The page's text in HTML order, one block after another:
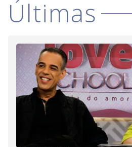
i
d
e
o
Últimas